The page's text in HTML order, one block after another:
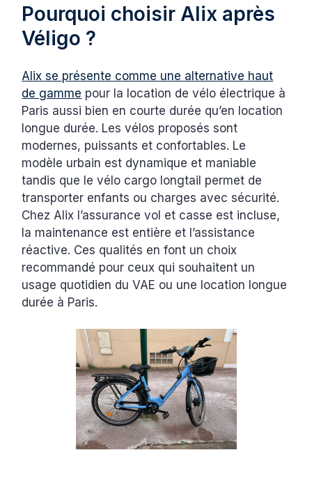
Pourquoi choisir Alix après
Véligo ?
Alix se présente comme une alternative haut
de gamme pour la location de vélo électrique à
Paris aussi bien en courte durée qu’en location
longue durée. Les vélos proposés sont
modernes, puissants et confortables. Le
modèle urbain est dynamique et maniable
tandis que le vélo cargo longtail permet de
transporter enfants ou charges avec sécurité.
Chez Alix l’assurance vol et casse est incluse,
la maintenance est entière et l’assistance
réactive. Ces qualités en font un choix
recommandé pour ceux qui souhaitent un
usage quotidien du VAE ou une location longue
durée à Paris.